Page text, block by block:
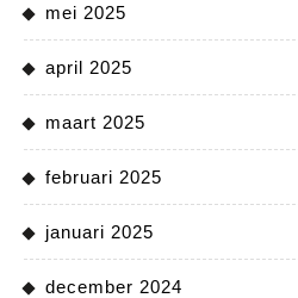
mei 2025
april 2025
maart 2025
februari 2025
januari 2025
december 2024